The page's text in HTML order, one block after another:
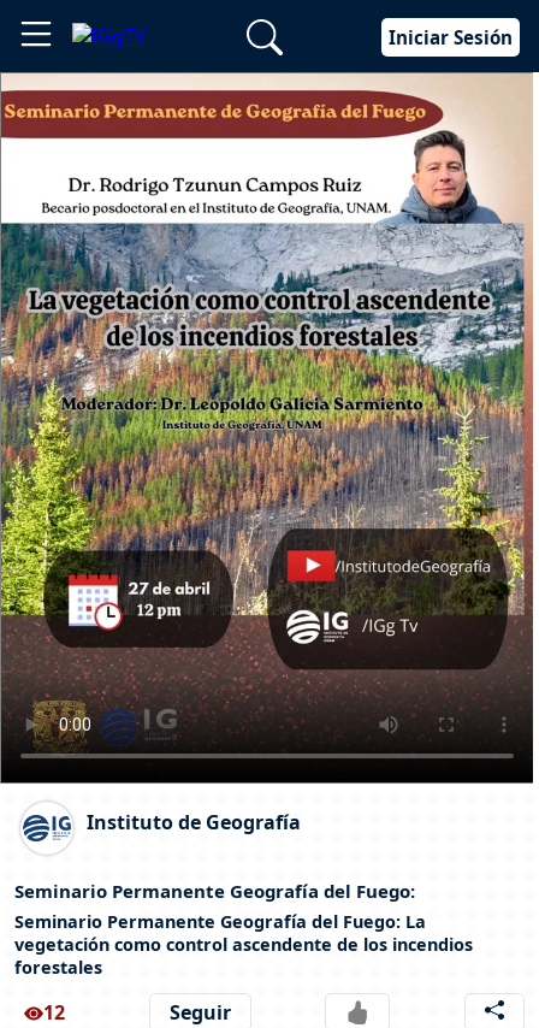
Iniciar Sesión
Instituto de Geografía
Seminario Permanente Geografía del Fuego:
Seminario Permanente Geografía del Fuego: La
vegetación como control ascendente de los incendios
forestales
12 Seguir